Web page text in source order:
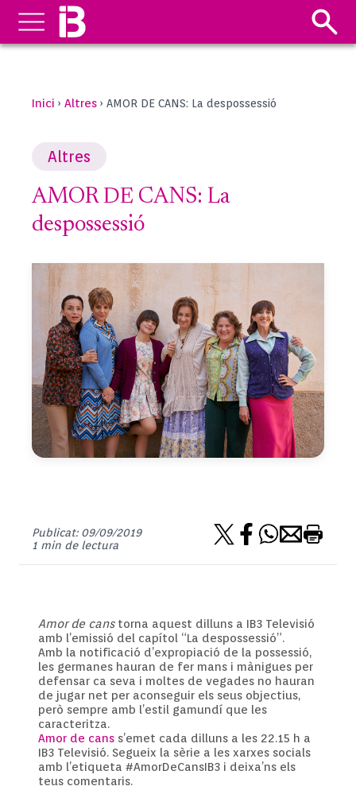
Inici › Altres › AMOR DE CANS: La despossessió
Altres
AMOR DE CANS: La
despossessió
Publicat: 09/09/2019
1 min de lectura
Amor de canstorna aquest dilluns a IB3 Televisió
amb l’emissió del capítol “La despossessió”.
Amb la notificació d’expropiació de la possessió,
les germanes hauran de fer mans i mànigues per
defensar ca seva i moltes de vegades no hauran
de jugar net per aconseguir els seus objectius,
però sempre amb l’estil gamundí que les
caracteritza.
Amor de cans s’emet cada dilluns a les 22.15 h a
IB3 Televisió. Segueix la sèrie a les xarxes socials
amb l’etiqueta #AmorDeCansIB3 i deixa’ns els
teus comentaris.